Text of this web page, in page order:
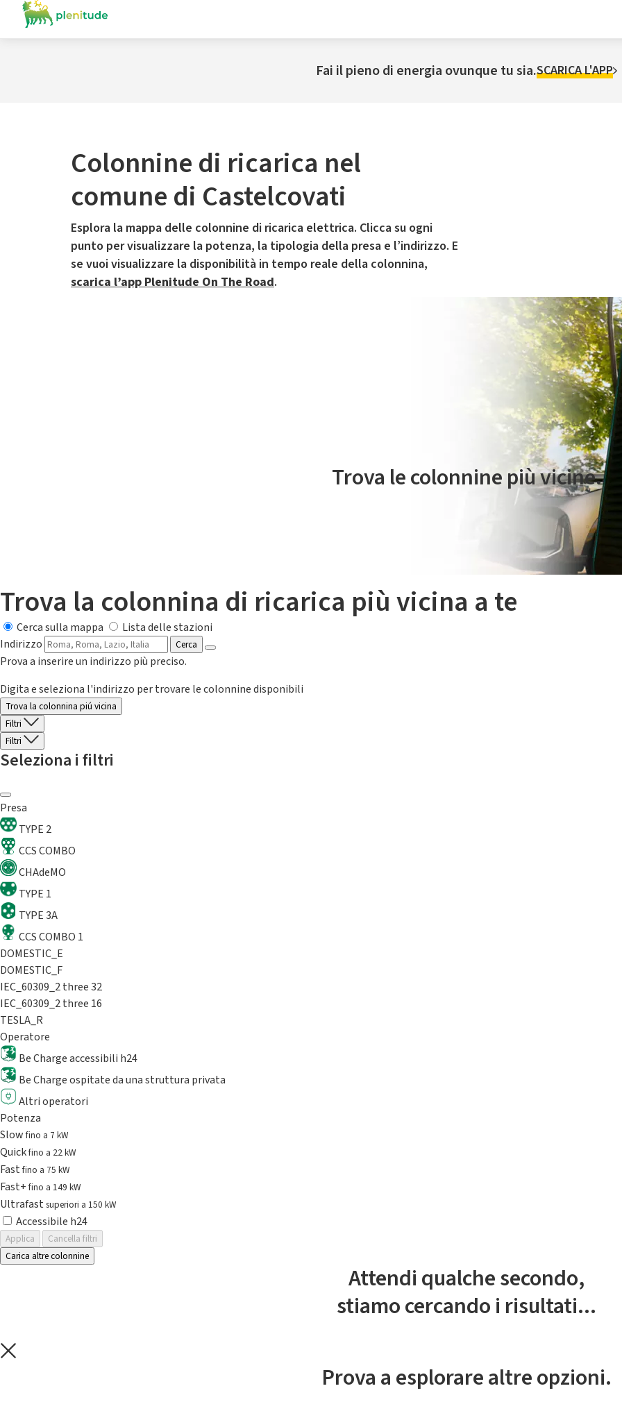
Fai il pieno di energia ovunque tu sia.SCARICA L'APP
Colonnine di ricarica nel
comune di Castelcovati
Esplora la mappa delle colonnine di ricarica elettrica. Clicca su ogni
punto per visualizzare la potenza, la tipologia della presa e l’indirizzo. E
se vuoi visualizzare la disponibilità in tempo reale della colonnina,
scarica l’app Plenitude On The Road.
Il servizio di mobilità elettrica è gestito da Plenitude On The Road
Trova le colonnine più vicine.
Trova la colonnina di ricarica più vicina a te
Cerca sulla mappa
Lista delle stazioni
Indirizzo
Cerca
Prova a inserire un indirizzo più preciso.
Digita e seleziona l'indirizzo per trovare le colonnine disponibili
Trova la colonnina piú vicina
Filtri
Filtri
Seleziona i filtri
Presa
TYPE 2
CCS COMBO
CHAdeMO
TYPE 1
TYPE 3A
CCS COMBO 1
DOMESTIC_E
DOMESTIC_F
IEC_60309_2 three 32
IEC_60309_2 three 16
TESLA_R
Operatore
Be Charge accessibili h24
Be Charge ospitate da una struttura privata
Altri operatori
Potenza
Slowfino a 7 kW
Quickfino a 22 kW
Fastfino a 75 kW
Fast+fino a 149 kW
Ultrafast superiori a 150 kW
Accessibile h24
Applica
Cancella filtri
Carica altre colonnine
Attendi qualche secondo,
stiamo cercando i risultati...
Prova a esplorare altre opzioni.